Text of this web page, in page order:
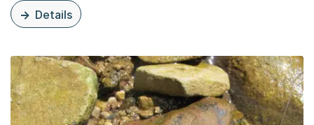
Details
zu diesem Thema: Eichenprozessionsspinner